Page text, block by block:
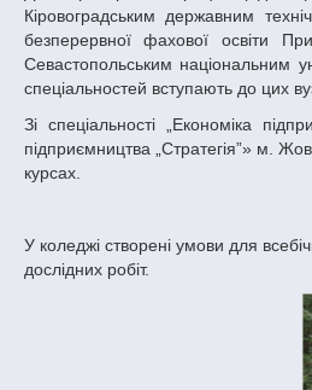
Кіровоградським державним
безперервної фахової освіти
Севастопольським національним
спеціальностей вступають до цих
Зі спеціальності „Економіка
підприємництва „Стратегія”» м.
курсах.
У коледжі створені умови для
дослідних робіт.